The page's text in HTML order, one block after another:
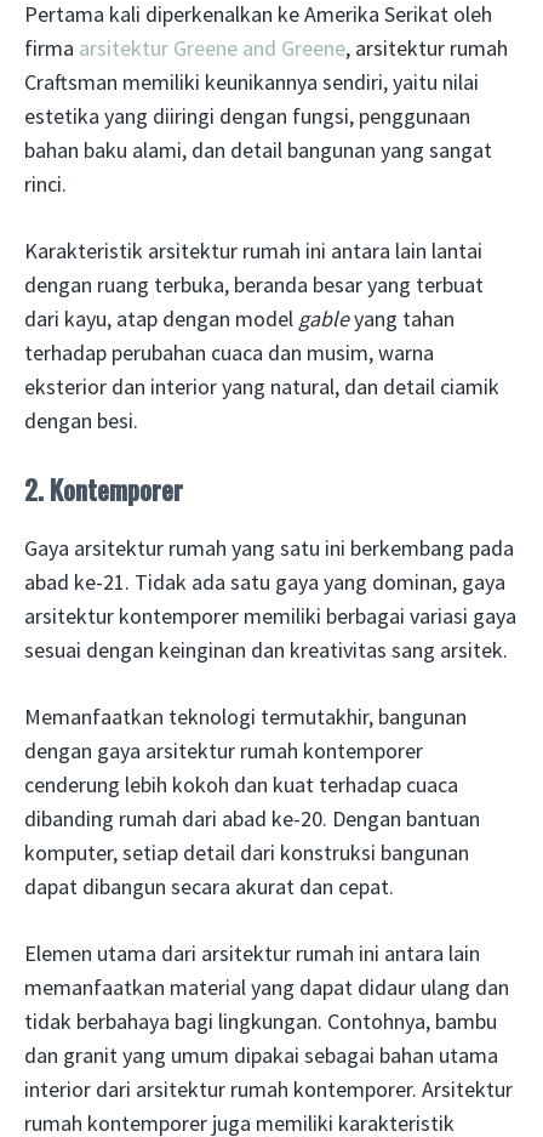
Pertama kali diperkenalkan ke Amerika Serikat oleh
firma arsitektur Greene and Greene, arsitektur rumah
Craftsman memiliki keunikannya sendiri, yaitu nilai
estetika yang diiringi dengan fungsi, penggunaan
bahan baku alami, dan detail bangunan yang sangat
rinci.
Karakteristik arsitektur rumah ini antara lain lantai
dengan ruang terbuka, beranda besar yang terbuat
dari kayu, atap dengan model gableyang tahan
terhadap perubahan cuaca dan musim, warna
eksterior dan interior yang natural, dan detail ciamik
dengan besi.
2. Kontemporer
Gaya arsitektur rumah yang satu ini berkembang pada
abad ke-21. Tidak ada satu gaya yang dominan, gaya
arsitektur kontemporer memiliki berbagai variasi gaya
sesuai dengan keinginan dan kreativitas sang arsitek.
Memanfaatkan teknologi termutakhir, bangunan
dengan gaya arsitektur rumah kontemporer
cenderung lebih kokoh dan kuat terhadap cuaca
dibanding rumah dari abad ke-20. Dengan bantuan
komputer, setiap detail dari konstruksi bangunan
dapat dibangun secara akurat dan cepat.
Elemen utama dari arsitektur rumah ini antara lain
memanfaatkan material yang dapat didaur ulang dan
tidak berbahaya bagi lingkungan. Contohnya, bambu
dan granit yang umum dipakai sebagai bahan utama
interior dari arsitektur rumah kontemporer. Arsitektur
rumah kontemporer juga memiliki karakteristik